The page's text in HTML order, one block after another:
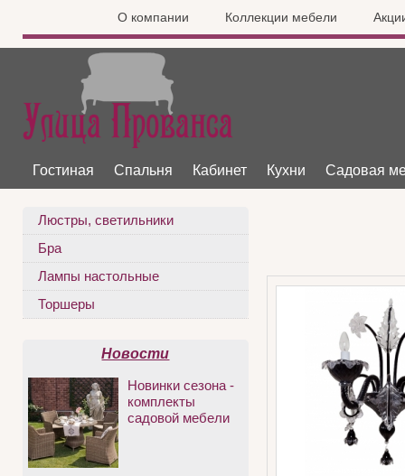
О компании Коллекции мебели
Гостиная Спальня Кабинет Кухни Садовая
Люстры, светильники
Бра
Лампы настольные
Торшеры
Новости
Новинки сезона -
комплекты
садовой мебели